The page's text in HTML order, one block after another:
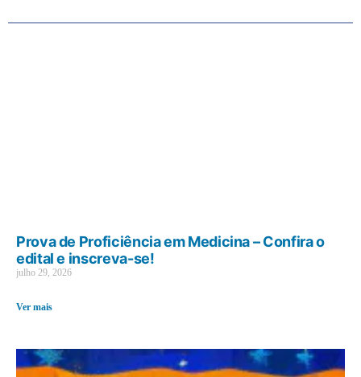
Prova de Proficiência em Medicina – Confira o
edital e inscreva-se!
julho 29, 2026
Ver mais